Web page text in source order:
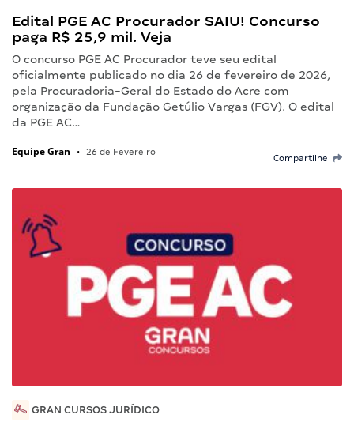
Edital PGE AC Procurador SAIU! Concurso
paga R$ 25,9 mil. Veja
O concurso PGE AC Procurador teve seu edital
oficialmente publicado no dia 26 de fevereiro de 2026,
pela Procuradoria-Geral do Estado do Acre com
organização da Fundação Getúlio Vargas (FGV). O edital
da PGE AC…
Equipe Gran • 26 de Fevereiro
Compartilhe
GRAN CURSOS JURÍDICO